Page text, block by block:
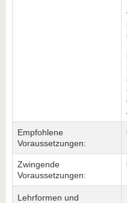
Empfohlene
Voraussetzungen:
Zwingende
Voraussetzungen:
Lehrformen und